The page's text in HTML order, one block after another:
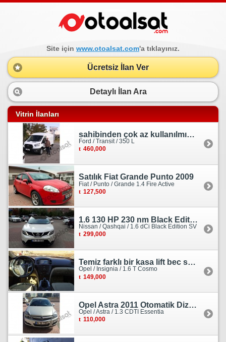
Site için www.otoalsat.com'a tıklayınız.
Ücretsiz İlan Ver
Detaylı İlan Ara
Vitrin İlanları
sahibinden çok az kullanılmış orjinal ford transit
Ford / Transit / 350 L
460,000
Satılık Fiat Grande Punto 2009
Fiat / Punto / Grande 1.4 Fire Active
127,500
1.6 130 HP 230 nm Black Edition servis bakımlı
Nissan / Qashqai / 1.6 dCi Black Edition SV
299,000
Temiz farklı bir kasa lift bec sedan görünümlü heçbek
Opel / Insignia / 1.6 T Cosmo
149,000
Opel Astra 2011 Otomatik Dizel Tramersiz Essentia
Opel / Astra / 1.3 CDTI Essentia
110,000